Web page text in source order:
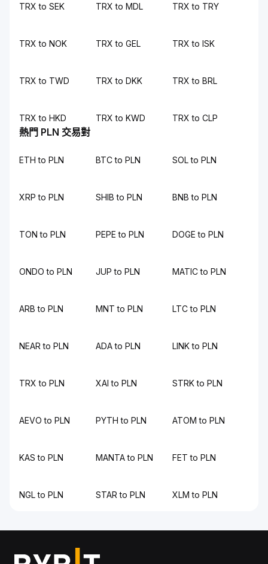
TRX to SEK TRX to MDL TRX to TRY
TRX to NOK TRX to GEL TRX to ISK
TRX to TWD TRX to DKK TRX to BRL
TRX to HKD TRX to KWD TRX to CLP
熱門 PLN 交易對
ETH to PLN BTC to PLN SOL to PLN
XRP to PLN SHIB to PLN BNB to PLN
TON to PLN PEPE to PLN DOGE to PLN
ONDO to PLN JUP to PLN MATIC to PLN
ARB to PLN MNT to PLN LTC to PLN
NEAR to PLN ADA to PLN LINK to PLN
TRX to PLN XAI to PLN STRK to PLN
AEVO to PLN PYTH to PLN ATOM to PLN
KAS to PLN MANTA to PLN FET to PLN
NGL to PLN STAR to PLN XLM to PLN